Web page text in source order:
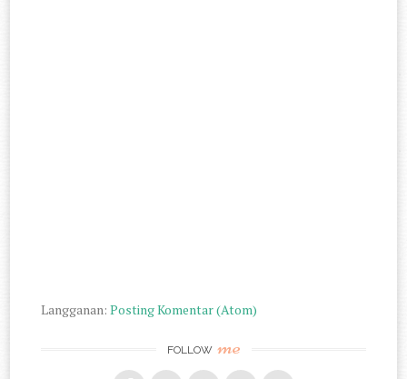
Langganan:Posting Komentar (Atom)
FOLLOW me